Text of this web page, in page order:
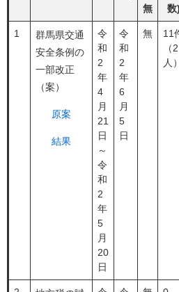
無
数)
1
群馬県交通
安全条例の
一部改正
（案）
原案
結果
令
和
2
年
4
月
21
日
～
令
和
2
年
5
月
20
日
令
和
2
年
6
月
5
日
無
11
（2
人）